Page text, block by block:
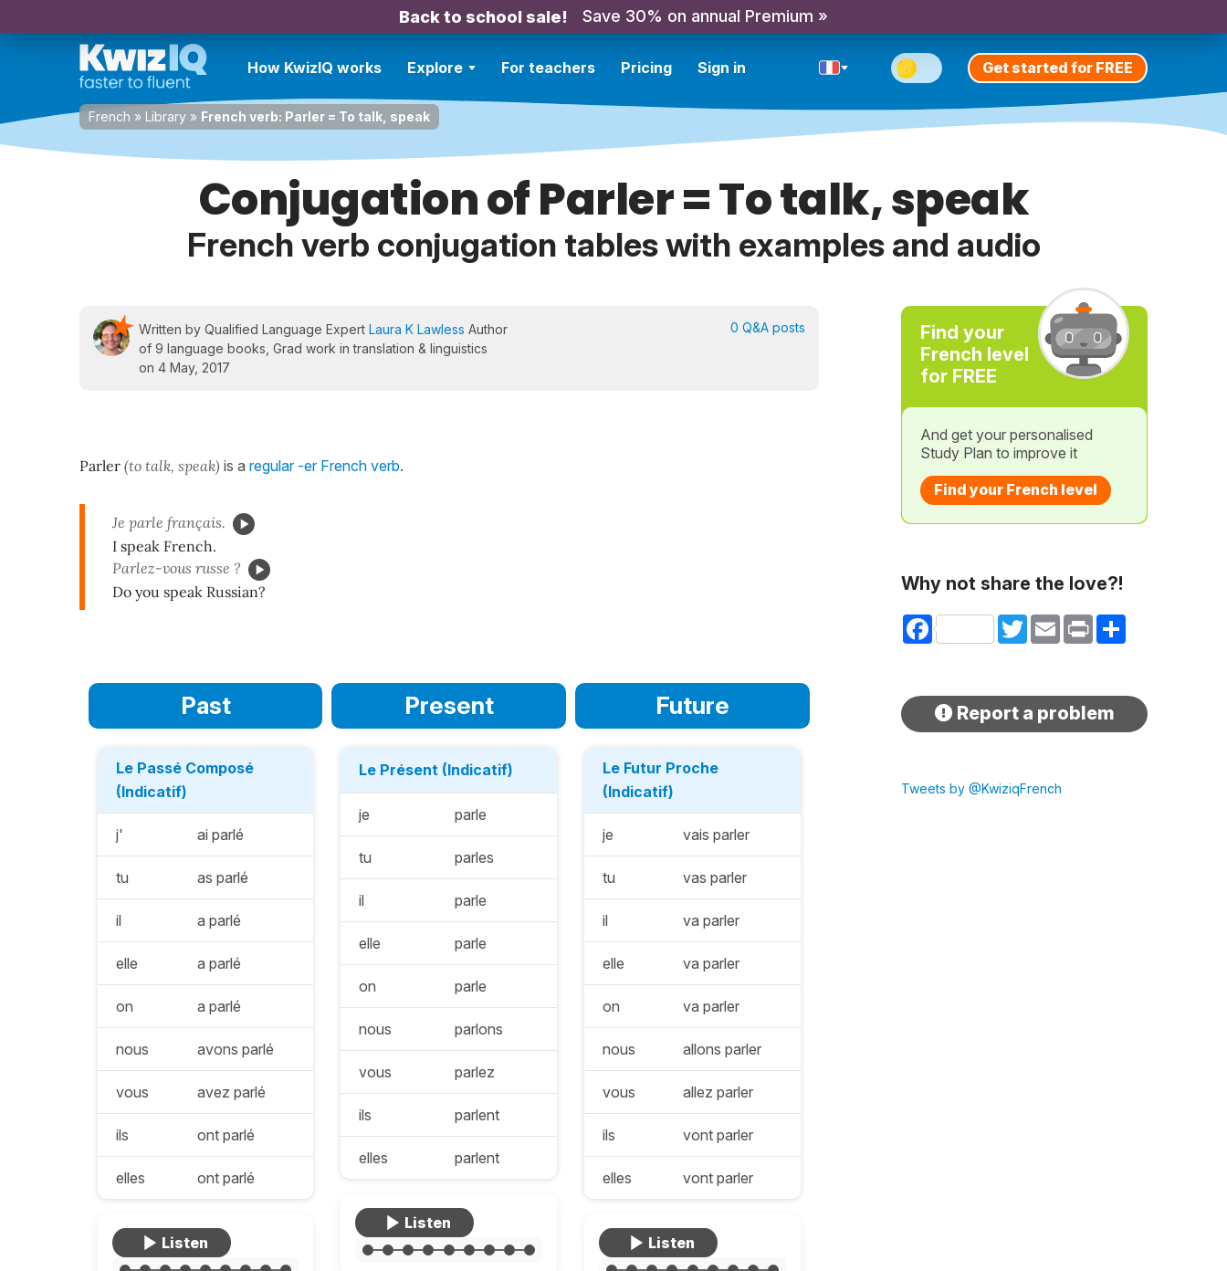
Back to school sale! Save 30% on annual Premium »
How KwizIQ works Explore For teachers Pricing Sign in Get started for FREE
French » Library » French verb: Parler = To talk, speak
Conjugation of Parler = To talk, speak
French verb conjugation tables with examples and audio
Written by Qualified Language Expert Laura K Lawless Author
of 9 language books, Grad work in translation & linguistics
on 4 May, 2017
0 Q&A posts
Parler (to talk, speak) is a regular -er French verb.
Je parle français.
I speak French.
Parlez-vous russe ?
Do you speak Russian?
Past Present Future
Le Passé Composé
(Indicatif)
j' ai parlé
tu as parlé
il a parlé
elle a parlé
on a parlé
nous avons parlé
vous avez parlé
ils ont parlé
elles ont parlé
Le Présent (Indicatif)
je parle
tu parles
il parle
elle parle
on parle
nous parlons
vous parlez
ils parlent
elles parlent
Le Futur Proche
(Indicatif)
je vais parler
tu vas parler
il va parler
elle va parler
on va parler
nous allons parler
vous allez parler
ils vont parler
elles vont parler
Find your
French level
for FREE
And get your personalised
Study Plan to improve it
Find your French level
Why not share the love?!
Facebook TwitterEmail Print
Report a problem
Tweets by @KwiziqFrench